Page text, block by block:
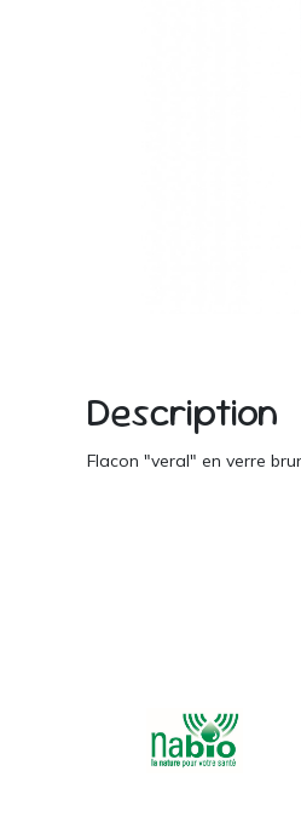
Description
Flacon "veral" en verre